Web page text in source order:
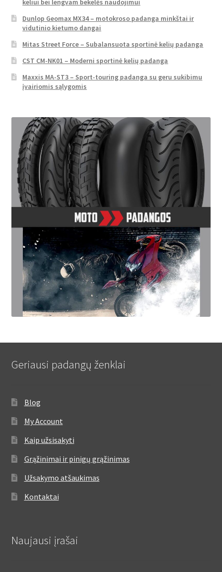
keliui bei lengvam bekelės naudojimui
Dunlop Geomax MX34 – motokroso padanga minkštai ir
vidutinio kietumo dangai
Mitas Street Force – Subalansuota sportinė kelių padanga
CST CM-NK01 – Moderni sportinė kelių padanga
Maxxis MA-ST3 – Sport-touring padanga su geru sukibimu
įvairiomis sąlygomis
Geriausi padangų ženklai
Blog
My Account
Kaip užsisakyti
Grąžinimai ir pinigų grąžinimas
Užsakymo atšaukimas
Kontaktai
Naujausi įrašai